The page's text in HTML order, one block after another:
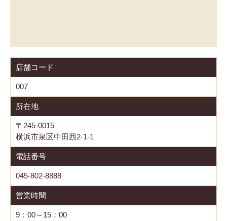
店舗コード
007
所在地
〒245-0015
横浜市泉区中田西2-1-1
電話番号
045-802-8888
営業時間
9：00～15：00